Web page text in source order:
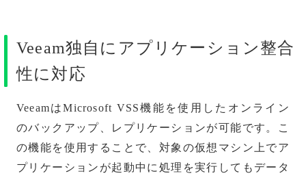
Veeam独自にアプリケーション整合
性に対応
VeeamはMicrosoft VSS機能を使用したオンライン
のバックアップ、レプリケーションが可能です。こ
の機能を使用することで、対象の仮想マシン上でア
プリケーションが起動中に処理を実行してもデータ